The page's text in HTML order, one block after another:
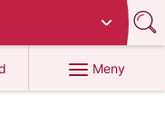
Meny